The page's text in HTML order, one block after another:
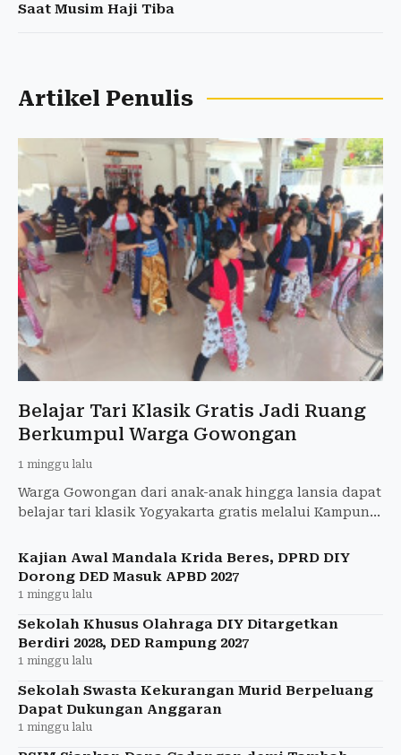
Saat Musim Haji Tiba
Artikel Penulis
Belajar Tari Klasik Gratis Jadi Ruang
Berkumpul Warga Gowongan
1 minggu lalu
Warga Gowongan dari anak-anak hingga lansia dapat
belajar tari klasik Yogyakarta gratis melalui Kampung
Kajian Awal Mandala Krida Beres, DPRD DIY
Dorong DED Masuk APBD 2027
1 minggu lalu
Sekolah Khusus Olahraga DIY Ditargetkan
Berdiri 2028, DED Rampung 2027
1 minggu lalu
Sekolah Swasta Kekurangan Murid Berpeluang
Dapat Dukungan Anggaran
1 minggu lalu